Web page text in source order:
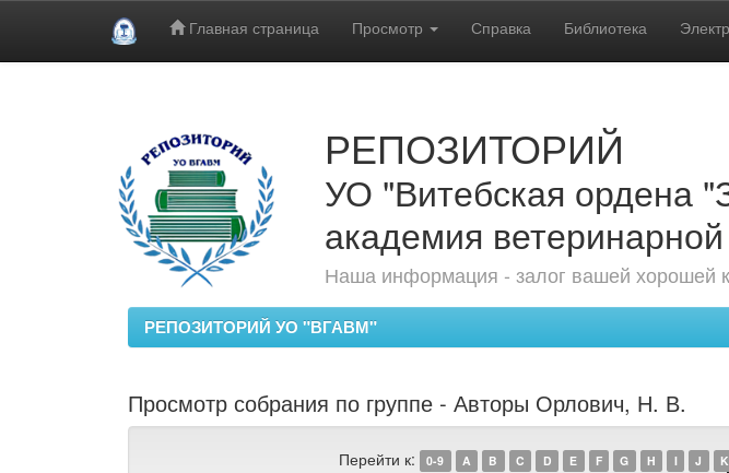
Главная страница Просмотр Справка Библиотека
РЕПОЗИТОРИЙ
УО "Витебская ордена
академия
Наша информация - залог вашей хорошей
РЕПОЗИТОРИЙ УО "ВГАВМ"
Просмотр собрания по группе - Авторы Орлович, Н. В.
Перейти к: 0-9 A B C D E F G H I J K